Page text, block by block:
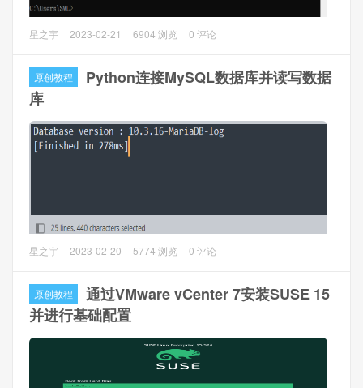
本文主要介绍Python连接SQL Server数据库（MSSQL）。
一、安装PyMsSql库
使用命令： pip install pymssql
二、连接测试
星之宇 2023-02-21 6904 浏览 0 评论
原创教程
Python连接MySQL数据库并读写数据
库
本文主要介绍Python连接MySQL数据库并读写数据库。
一、安装PyMySql库
使用命令： pip install pymysql
二、连接测试
星之宇 2023-02-20 5774 浏览 0 评论
原创教程
通过VMware vCenter 7安装SUSE 15
并进行基础配置